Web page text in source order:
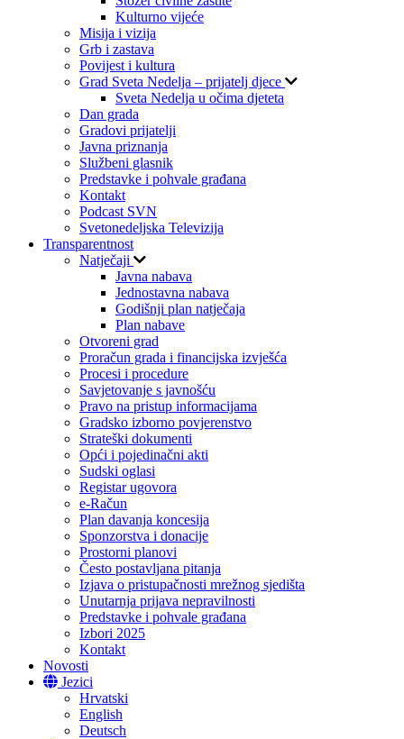
Kulturno vijeće
Misija i vizija
Grb i zastava
Povijest i kultura
Grad Sveta Nedelja – prijatelj djece
Sveta Nedelja u očima djeteta
Dan grada
Gradovi prijatelji
Javna priznanja
Službeni glasnik
Predstavke i pohvale građana
Kontakt
Podcast SVN
Svetonedeljska Televizija
Transparentnost
Natječaji
Javna nabava
Jednostavna nabava
Godišnji plan natječaja
Plan nabave
Otvoreni grad
Proračun grada i financijska izvješća
Procesi i procedure
Savjetovanje s javnošću
Pravo na pristup informacijama
Gradsko izborno povjerenstvo
Strateški dokumenti
Opći i pojedinačni akti
Sudski oglasi
Registar ugovora
e-Račun
Plan davanja koncesija
Sponzorstva i donacije
Prostorni planovi
Često postavljana pitanja
Izjava o pristupačnosti mrežnog sjedišta
Unutarnja prijava nepravilnosti
Predstavke i pohvale građana
Izbori 2025
Kontakt
Novosti
Jezici
Hrvatski
English
Deutsch